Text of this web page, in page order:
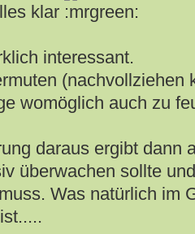
klar
interessant.
(nachvollziehen
womöglich auch zu
daraus ergibt dann
überwachen sollte
Was natürlich im